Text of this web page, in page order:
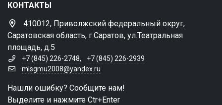
КОНТАКТЫ
410012, Приволжский федеральный округ,
Саратовская область, г.Саратов, ул.Театральная
площадь, д.5
+7 (845) 226-2748,
+7 (845) 226-2939
mlsgmu2008@yandex.ru
Нашли ошибку? Сообщите нам!
Выделите и нажмите Ctr+Enter